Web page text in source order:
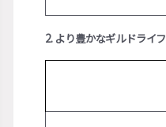
2. より豊かなギルドライフ